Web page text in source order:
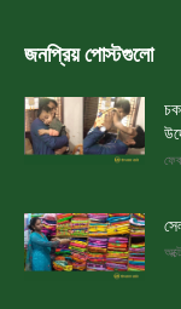
জনপ্রিয় পোস্টগুলো